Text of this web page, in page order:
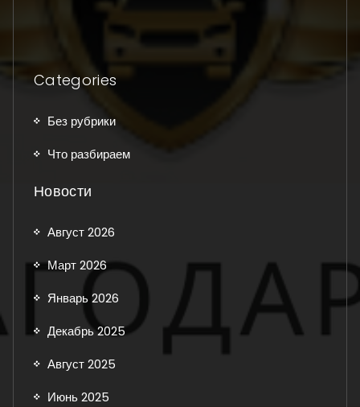
Categories
Без рубрики
Что разбираем
Новости
Август 2026
Март 2026
Январь 2026
Декабрь 2025
Август 2025
Июнь 2025